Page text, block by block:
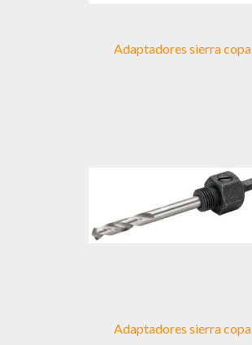
Adaptadores sierra copa
Adaptadores sierra copa